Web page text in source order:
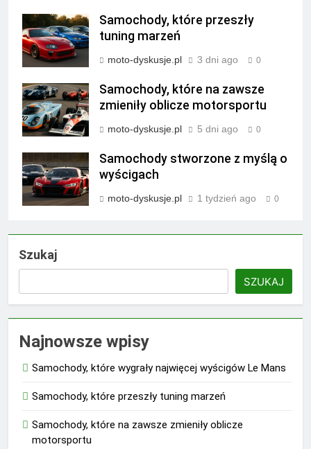
Samochody, które przeszły
tuning marzeń
moto-dyskusje.pl 3 dni ago 0
Samochody, które na zawsze
zmieniły oblicze motorsportu
moto-dyskusje.pl 5 dni ago 0
Samochody stworzone z myślą o
wyścigach
moto-dyskusje.pl 1 tydzień ago 0
Szukaj
SZUKAJ
Najnowsze wpisy
Samochody, które wygrały najwięcej wyścigów Le Mans
Samochody, które przeszły tuning marzeń
Samochody, które na zawsze zmieniły oblicze
motorsportu